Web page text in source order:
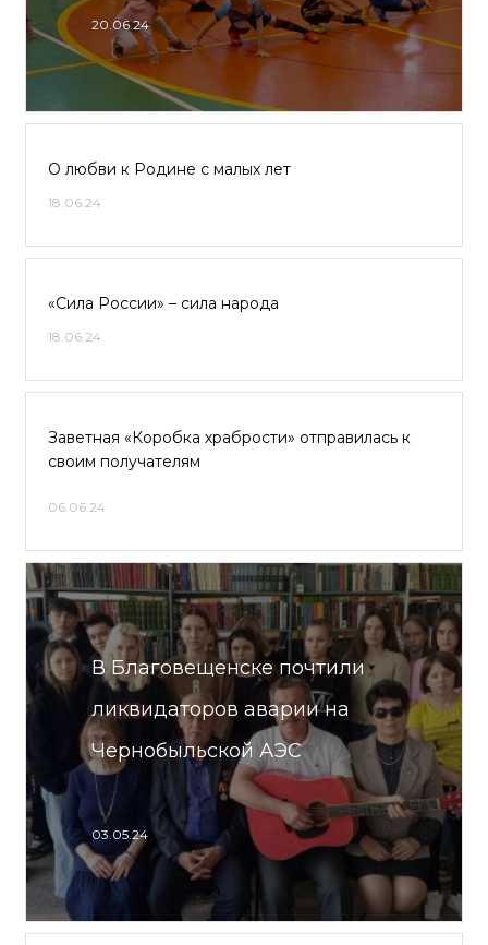
20.06.24
О любви к Родине с малых лет
18.06.24
«Сила России» – сила народа
18.06.24
Заветная «Коробка храбрости» отправилась к
своим получателям
06.06.24
В Благовещенске почтили
ликвидаторов аварии на
Чернобыльской АЭС
03.05.24